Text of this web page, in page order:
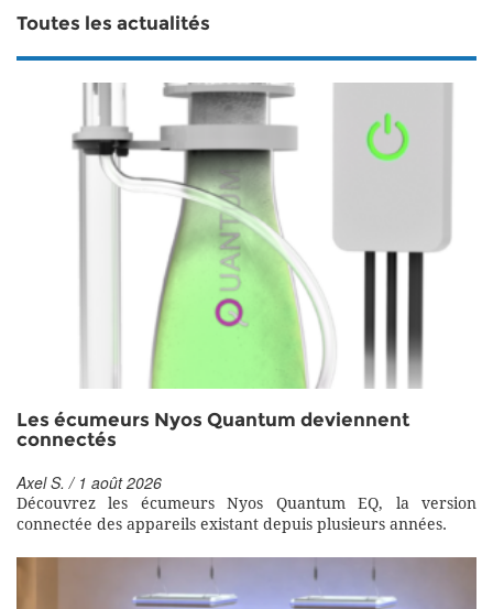
Toutes les actualités
Les écumeurs Nyos Quantum deviennent
connectés
Axel S. / 1 août 2026
Découvrez les écumeurs Nyos Quantum EQ, la version
connectée des appareils existant depuis plusieurs années.